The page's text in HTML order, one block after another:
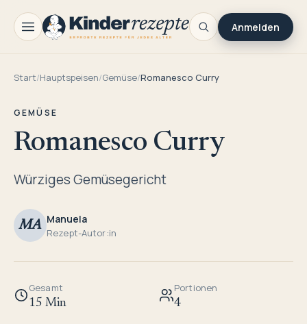
Anmelden
Start/Hauptspeisen/Gemüse/Romanesco Curry
GEMÜSE
Romanesco Curry
Würziges Gemüsegericht
MA Manuela
Rezept-Autor:in
Gesamt
15 Min
Portionen
4